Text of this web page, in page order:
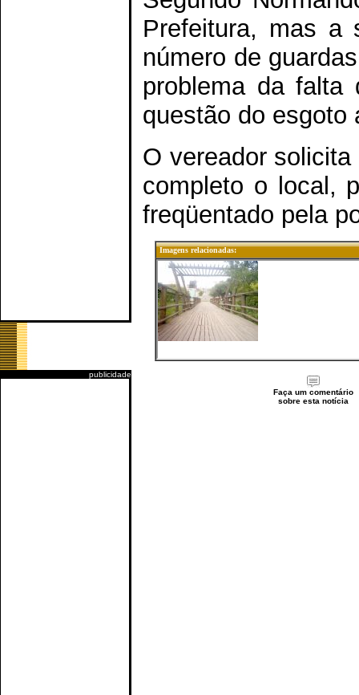
publicidade
Prefeitura, mas a
número de
problema da falta
questão do esgoto
O vereador
completo o local,
freqüentado pela
Imagens relacionadas:
Faça um comentário
sobre esta notícia